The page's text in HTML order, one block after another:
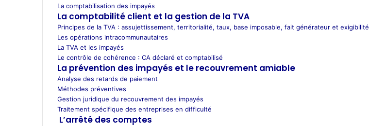
La comptabilisation des impayés
La comptabilité client et la gestion de la TVA
Principes de la TVA : assujettissement, territorialité, taux, base imposable, fait générateur et exigibilité
Les opérations intracommunautaires
La TVA et les impayés
Le contrôle de cohérence : CA déclaré et comptabilisé
La prévention des impayés et le recouvrement amiable
Analyse des retards de paiement
Méthodes préventives
Gestion juridique du recouvrement des impayés
Traitement spécifique des entreprises en difficulté
L’arrêté des comptes